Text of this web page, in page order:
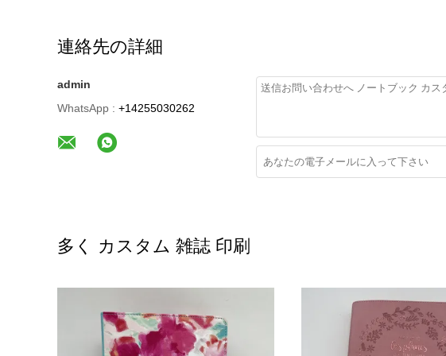
連絡先の詳細
admin
WhatsApp : +14255030262
多く カスタム 雑誌 印刷